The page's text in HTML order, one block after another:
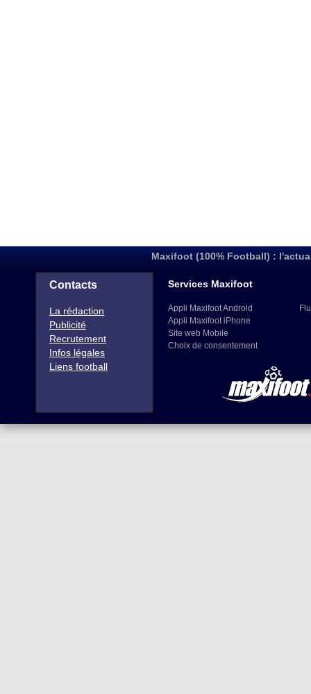
Maxifoot (100% Football) :
Contacts
La rédaction
Publicité
Recrutement
Infos légales
Liens football
Services Maxifoot
Appli Maxifoot Android
Appli Maxifoot iPhone
Site web Mobile
Choix de consentement